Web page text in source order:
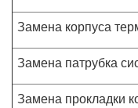
Замена корпуса
Замена патрубка
Замена прокладки